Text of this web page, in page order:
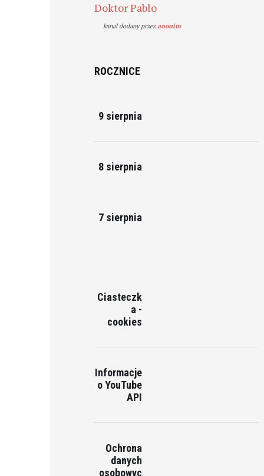
Doktor Pablo
kanal dodany przezanonim
ROCZNICE
9 sierpnia
8 sierpnia
7 sierpnia
Ciasteczk
a -
cookies
Informacje
o YouTube
API
Ochrona
danych
osobowyc